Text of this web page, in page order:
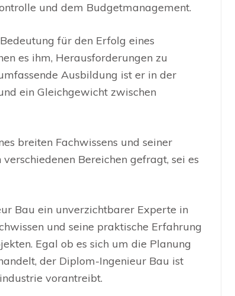
und dem Budgetmanagement.
für den Erfolg eines
es ihm, Herausforderungen zu
Ausbildung ist er in der
ein Gleichgewicht zwischen
breiten Fachwissens und seiner
Bereichen gefragt, sei es
Bau ein unverzichtbarer Experte in
und seine praktische Erfahrung
Egal ob es sich um die Planung
der Diplom-Ingenieur Bau ist
vorantreibt.